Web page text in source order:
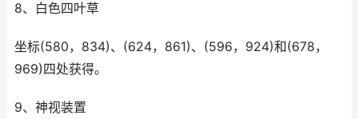
8、白色四叶草
坐标(580，834)、(624，861)、(596，924)和(678，
969)四处获得。
9、神视装置